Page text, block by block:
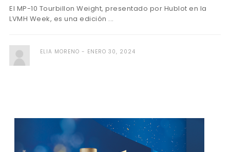
El MP-10 Tourbillon Weight, presentado por Hublot en la
LVMH Week, es una edición ...
ELIA MORENO ENERO 30, 2024